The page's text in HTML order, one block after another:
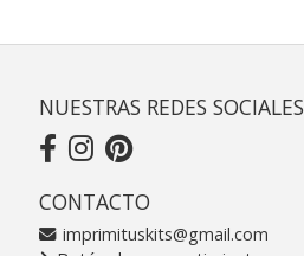
NUESTRAS REDES SOCIALES
CONTACTO
imprimituskits@gmail.com